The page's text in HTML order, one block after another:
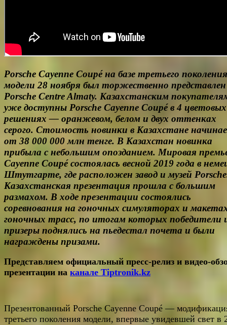
Porsche Cayenne Coupé на базе третьего поколения
модели 28 ноября был торжественно представлен
Porsche Centre Almaty. Казахстанским
уже доступны Porsche Cayenne Coupé в 4 цветовых
решениях — оранжевом, белом и двух оттенках
серого. Стоимость новинки в Казахстане
от 38 000 000 млн тенге. В Казахстан новинка
прибыла с небольшим опозданием. Мировая
Cayenne Coupé состоялась весной 2019 года в
Штутгарте, где расположен завод и музей
Казахстанская презентация прошла с большим
размахом. В ходе презентации состоялись
соревнования на гоночных симуляторах и
гоночных трасс, по итогам которых победители
призеры поднялись на пьедестал почета и были
награждены призами.
Представляем официальный пресс-релиз и видео-
презентации на канале Tiptronik.kz
Презентованный Porsche Cayenne Coupé —
третьего поколения модели, впервые увидевшей свет в